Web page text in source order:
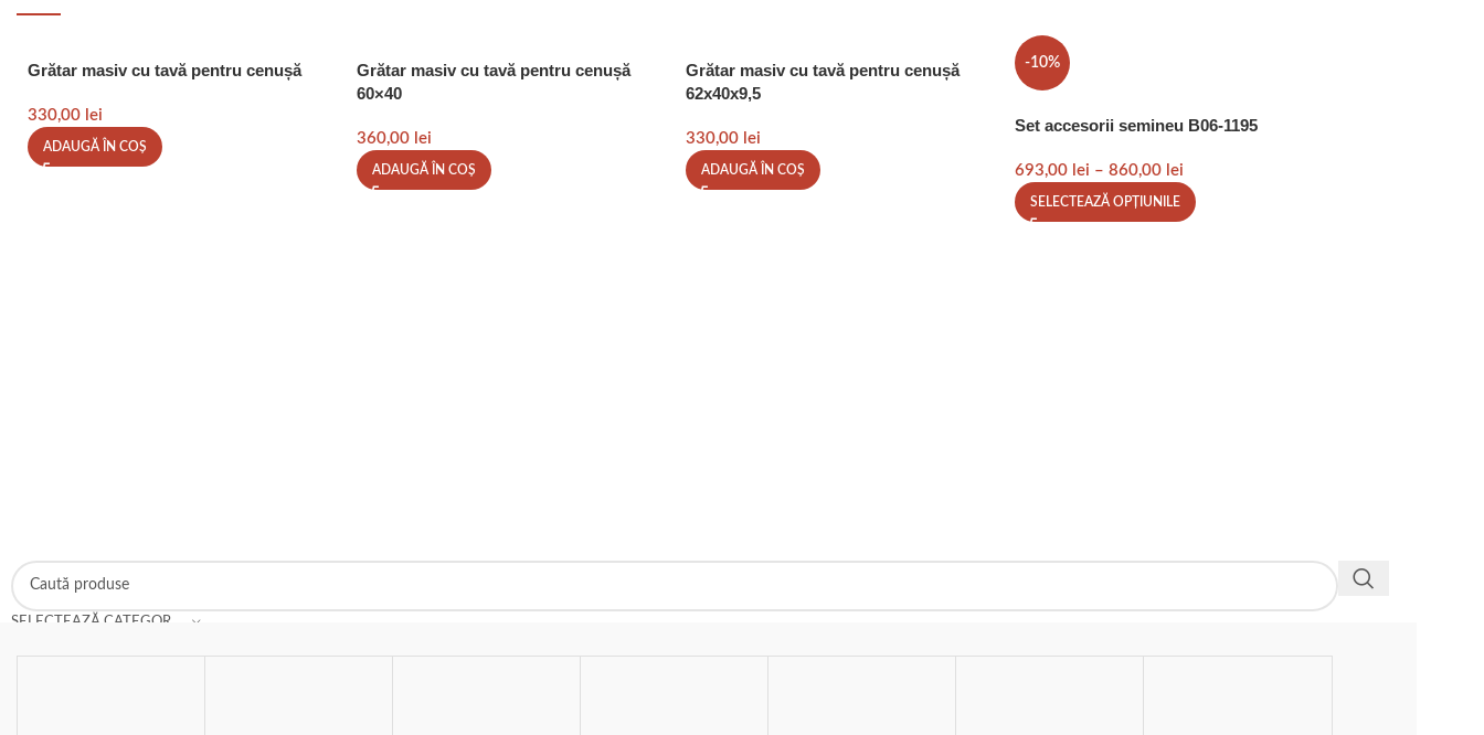
Grătar masiv cu tavă pentru cenușă
330,00 lei
ADAUGĂ ÎN COȘ
Grătar masiv cu tavă pentru cenușă
60×40
360,00 lei
ADAUGĂ ÎN COȘ
Grătar masiv cu tavă pentru cenușă
62x40x9,5
330,00 lei
ADAUGĂ ÎN COȘ
-10%
Set accesorii semineu B06-1195
693,00 lei – 860,00 lei
SELECTEAZĂ OPȚIUNILE